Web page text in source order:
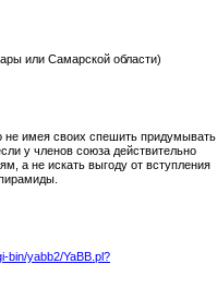
или Самарской области)
не имея своих спешить придумывать
у членов союза действительно
а не искать выгоду от вступления
bin/yabb2/YaBB.pl?